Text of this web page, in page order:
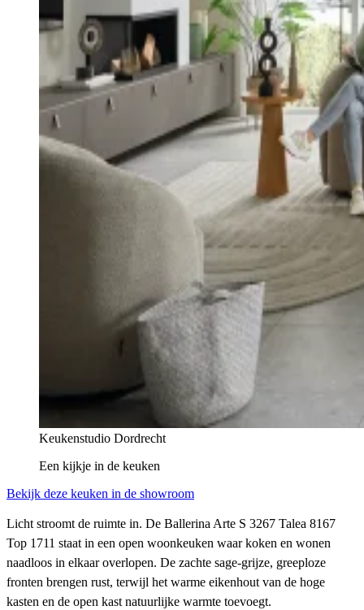
Keukenstudio Dordrecht
Een kijkje in de keuken
Bekijk deze keuken in de showroom
Licht stroomt de ruimte in. De Ballerina Arte S 3267 Talea 8167
Top 1711 staat in een open woonkeuken waar koken en wonen
naadloos in elkaar overlopen. De zachte sage-grijze, greeploze
fronten brengen rust, terwijl het warme eikenhout van de hoge
kasten en de open kast natuurlijke warmte toevoegt.